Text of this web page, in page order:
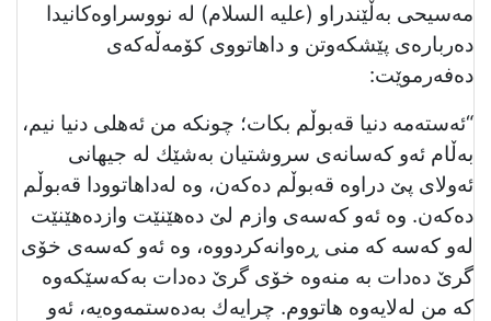
مەسیحی بەڵێندراو (عليه السلام) لە نووسراوەكانیدا
دەربارەی پێشكەوتن و داهاتووی كۆمەڵەكەی
دەفەرموێت:
“ئەستەمە دنیا قەبوڵم بكات؛ چونكە من ئەهلی دنیا نیم،
بەڵام ئەو كەسانەی سروشتیان بەشێك لە جیهانی
ئەولای پێ دراوە قەبوڵم دەكەن، وە لەداهاتوودا قەبوڵم
دەكەن. وە ئەو كەسەی وازم لێ دەهێنێت وازدەهێنێت
لەو كەسە كە منی ڕەوانەكردووە، وە ئەو كەسەی خۆی
گرێ دەدات بە منەوە خۆی گرێ دەدات بەكەسێكەوە
كە من لەلایەوە هاتووم. چرایەك بەدەستمەوەیە، ئەو